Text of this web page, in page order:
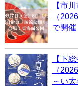
【市
（
で開催
【下
（
～い